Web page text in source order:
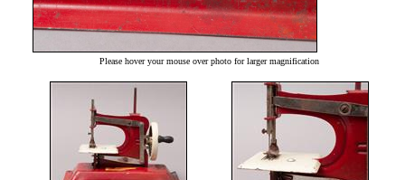
Please hover your mouse over photo for larger magnification